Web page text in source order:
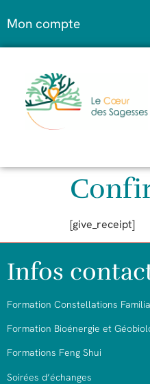
Mon compte
[give_receipt]
Infos
Formation Constellations
Formation Bioénergie et
Formations Feng Shui
Soirées d’échanges